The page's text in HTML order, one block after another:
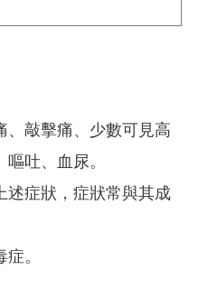
、敲擊痛、少數可見高
吐、血尿。
述症狀，症狀常與其成
。